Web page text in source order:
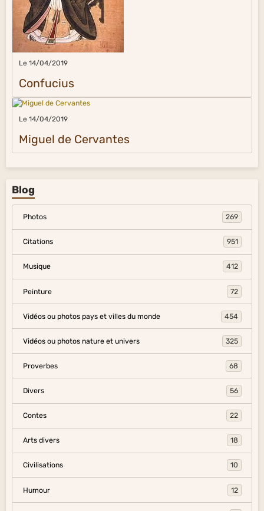
Le 14/04/2019
Confucius
Le 14/04/2019
Miguel de Cervantes
Blog
Photos 269
Citations 951
Musique 412
Peinture 72
Vidéos ou photos pays et villes du monde 454
Vidéos ou photos nature et univers 325
Proverbes 68
Divers 56
Contes 22
Arts divers 18
Civilisations 10
Humour 12